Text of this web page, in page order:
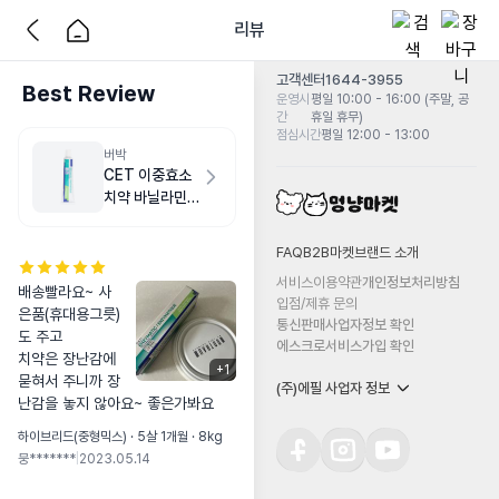
리뷰
Best Review
버박
CET 이중효소
치약 바닐라민
07-11]
+1
배송빨라요~ 사
은품(휴대용그릇)
도 주고
치약은 장난감에
묻혀서 주니까 장
난감을 놓지 않아요~ 좋은가봐요
하이브리드(중형믹스) · 5살 1개월 · 8kg
뭉******* 2023.05.14
고객센터1644-3955
운영시
간
평일 10:00 - 16:00 (주말, 공
휴일 휴무)
점심시간평일 12:00 - 13:00
FAQB2B마켓 브랜드 소개
서비스이용약관개인정보처리방침
입점/제휴 문의
통신판매사업자정보 확인
에스크로서비스가입 확인
(주)에필 사업자 정보